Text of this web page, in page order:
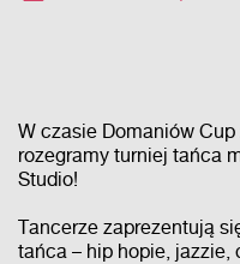
W czasie Domaniów
rozegramy turniej tańca
Studio!
Tancerze zaprezentują
tańca – hip hopie,